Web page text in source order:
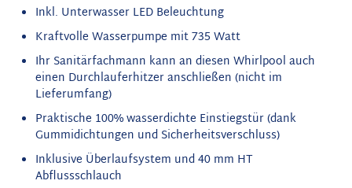
Inkl. Unterwasser LED Beleuchtung
Kraftvolle Wasserpumpe mit 735 Watt
Ihr Sanitärfachmann kann an diesen Whirlpool auch
einen Durchlauferhitzer anschließen (nicht im
Lieferumfang)
Praktische 100% wasserdichte Einstiegstür (dank
Gummidichtungen und Sicherheitsverschluss)
Inklusive Überlaufsystem und 40 mm HT
Abflussschlauch